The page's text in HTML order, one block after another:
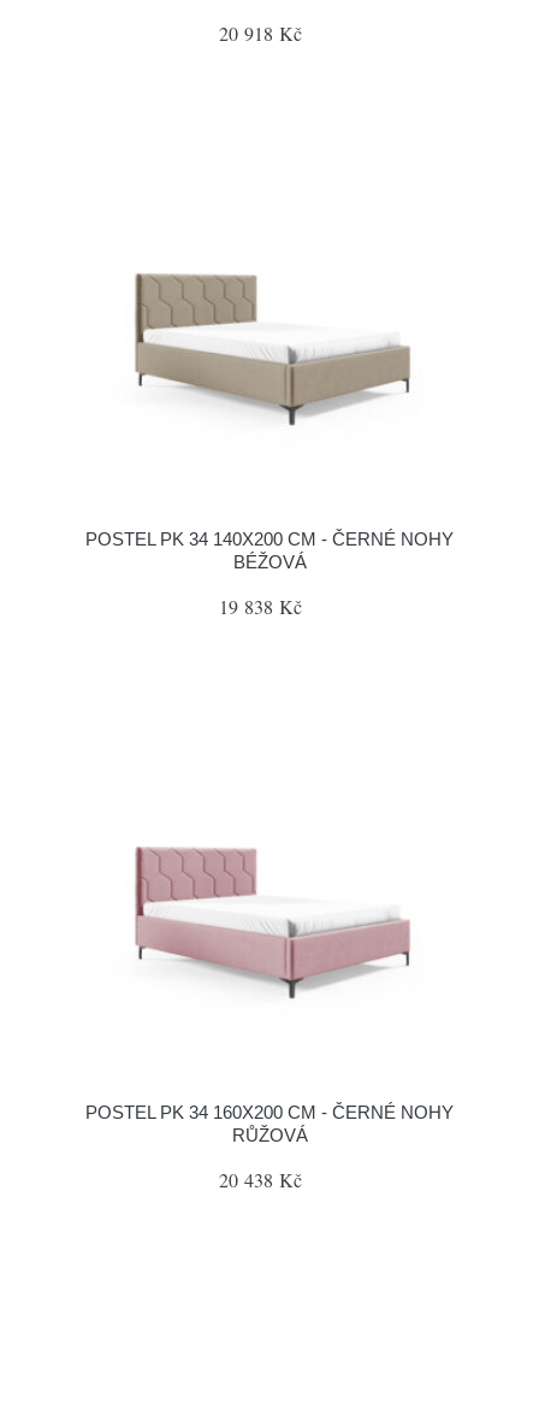
20 918 Kč
POSTEL PK 34 140X200 CM - ČERNÉ NOHY
BÉŽOVÁ
19 838 Kč
POSTEL PK 34 160X200 CM - ČERNÉ NOHY
RŮŽOVÁ
20 438 Kč